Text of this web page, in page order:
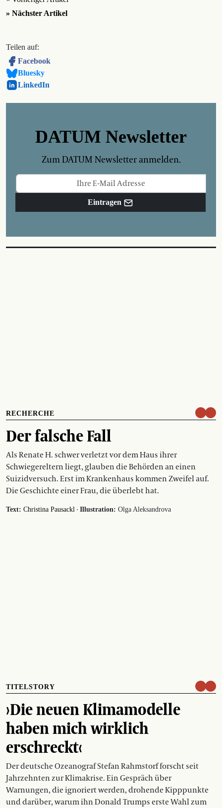
» Nächster Artikel
Teilen auf:
Facebook
Bluesky
LinkedIn
DATUM Newsletter
Zum DATUM Newsletter anmelden.
Eintragen
RECHERCHE
Der falsche Fall
Als Renate H. schwer verletzt vor dem Haus ihrer
Schwiegereltern liegt, glauben die Behörden an einen
Suizidversuch. Erst im Krankenhaus kommen Zweifel auf.
Die Geschichte einer Frau, die überlebt hat.
Text: Christina Pausackl · Illustration: Olga Aleksandrova
TITELSTORY
›Die neuen Klimamodelle
haben mich wirklich
erschreckt‹
Der deutsche Ozeanograf Stefan Rahmstorf forscht seit
Jahrzehnten zur Klimakrise. Ein Gespräch über
Warnungen, die ignoriert werden, drohende Kipppunkte
und darüber, warum ihn Donald Trumps erste Wahl zum